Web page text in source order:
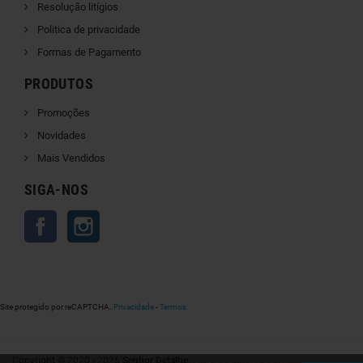
Resolução litígios
Politica de privacidade
Formas de Pagamento
PRODUTOS
Promoções
Novidades
Mais Vendidos
SIGA-NOS
Facebook
Site protegido por reCAPTCHA. Privacidade-Termos